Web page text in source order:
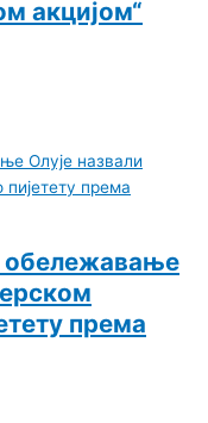
акцијом“
обележавање
према